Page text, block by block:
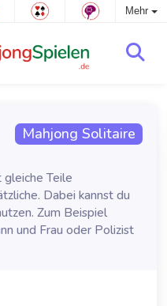
Mehr
Mahjong Solitaire
gleiche Teile
Dabei kannst du
Zum Beispiel
und Frau oder Polizist